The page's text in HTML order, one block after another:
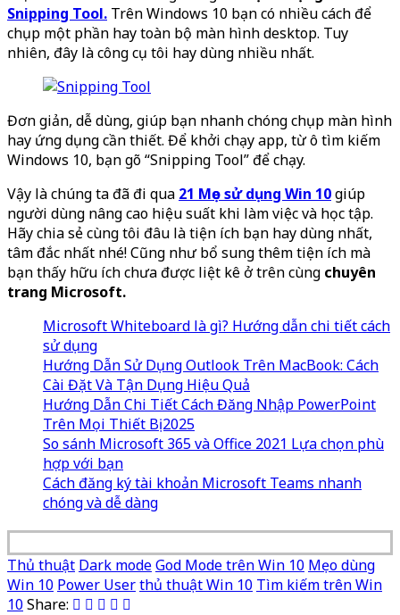
Snipping Tool. Trên Windows 10 bạn có nhiều cách để
chụp một phần hay toàn bộ màn hình desktop. Tuy
nhiên, đây là công cụ tôi hay dùng nhiều nhất.
Đơn giản, dễ dùng, giúp bạn nhanh chóng chụp màn hình
hay ứng dụng cần thiết. Để khởi chạy app, từ ô tìm kiếm
Windows 10, bạn gõ “Snipping Tool” để chạy.
Vậy là chúng ta đã đi qua 21 Mẹo sử dụng Win 10giúp
người dùng nâng cao hiệu suất khi làm việc và học tập.
Hãy chia sẻ cùng tôi đâu là tiện ích bạn hay dùng nhất,
tâm đắc nhất nhé! Cũng như bổ sung thêm tiện ích mà
bạn thấy hữu ích chưa được liệt kê ở trên cùng chuyên
trang Microsoft.
Microsoft Whiteboard là gì? Hướng dẫn chi tiết cách
sử dụng
Hướng Dẫn Sử Dụng Outlook Trên MacBook: Cách
Cài Đặt Và Tận Dụng Hiệu Quả
Hướng Dẫn Chi Tiết Cách Đăng Nhập PowerPoint
Trên Mọi Thiết Bị 2025
So sánh Microsoft 365 và Office 2021 Lựa chọn phù
hợp với bạn
Cách đăng ký tài khoản Microsoft Teams nhanh
chóng và dễ dàng
Thủ thuật Dark modeGod Mode trên Win 10 Mẹo dùng
Win 10 Power Userthủ thuật Win 10 Tìm kiếm trên Win
10Share: